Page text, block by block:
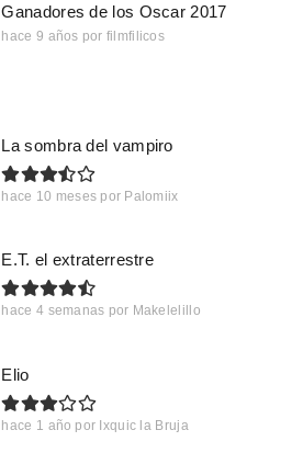
Ganadores de los Oscar 2017
hace 9 años por filmfilicos
La sombra del vampiro
hace 10 meses por Palomiix
E.T. el extraterrestre
hace 4 semanas por Makelelillo
Elio
hace 1 año por Ixquic la Bruja